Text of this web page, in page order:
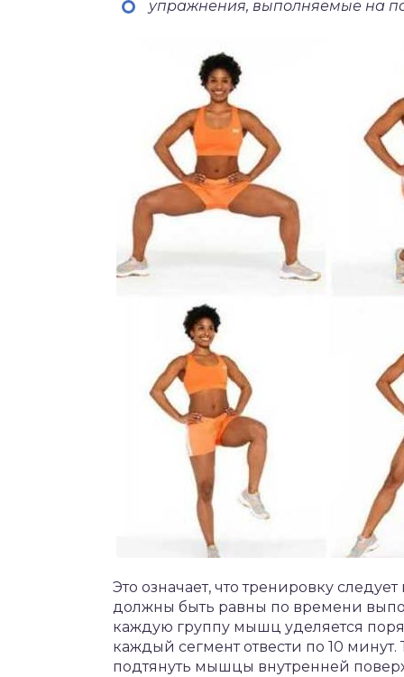
упражнения, выполняемые на
Это означает, что тренировку
должны быть равны по времени
каждую группу мышц уделяется
каждый сегмент отвести по 10
подтянуть мышцы внутренней